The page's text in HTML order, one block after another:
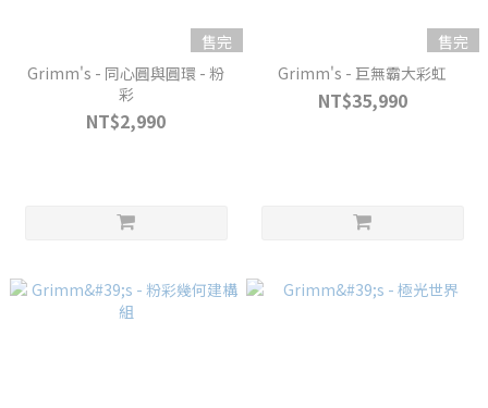
售完
Grimm's - 同心圓與圓環 - 粉
彩
NT$2,990
售完
Grimm's - 巨無霸大彩虹
NT$35,990